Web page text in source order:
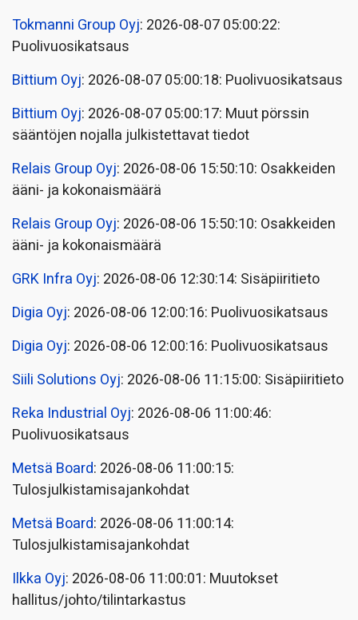
Tokmanni Group Oyj: 2026-08-07 05:00:22:
Puolivuosikatsaus
Bittium Oyj: 2026-08-07 05:00:18: Puolivuosikatsaus
Bittium Oyj: 2026-08-07 05:00:17: Muut pörssin
sääntöjen nojalla julkistettavat tiedot
Relais Group Oyj: 2026-08-06 15:50:10: Osakkeiden
ääni- ja kokonaismäärä
Relais Group Oyj: 2026-08-06 15:50:10: Osakkeiden
ääni- ja kokonaismäärä
GRK Infra Oyj: 2026-08-06 12:30:14: Sisäpiiritieto
Digia Oyj: 2026-08-06 12:00:16: Puolivuosikatsaus
Digia Oyj: 2026-08-06 12:00:16: Puolivuosikatsaus
Siili Solutions Oyj: 2026-08-06 11:15:00: Sisäpiiritieto
Reka Industrial Oyj: 2026-08-06 11:00:46:
Puolivuosikatsaus
Metsä Board: 2026-08-06 11:00:15:
Tulosjulkistamisajankohdat
Metsä Board: 2026-08-06 11:00:14:
Tulosjulkistamisajankohdat
Ilkka Oyj: 2026-08-06 11:00:01: Muutokset
hallitus/johto/tilintarkastus